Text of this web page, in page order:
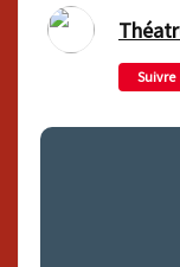
Suivre